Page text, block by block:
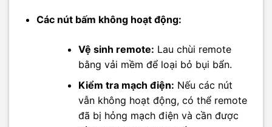
Các nút bấm không hoạt động:
Vệ sinh remote: Lau chùi remote
bằng vải mềm để loại bỏ bụi bẩn.
Kiểm tra mạch điện: Nếu các nút
vẫn không hoạt động, có thể remote
đã bị hỏng mạch điện và cần được